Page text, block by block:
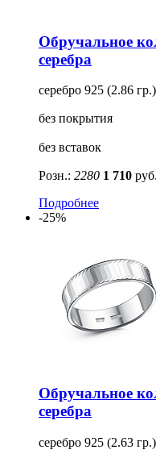
Обручальное
серебра
серебро 925 (2.86 гр.)
без покрытия
без вставок
Розн.: 2280 1 710 руб.
Подробнее
-25%
Обручальное
серебра
серебро 925 (2.63 гр.)